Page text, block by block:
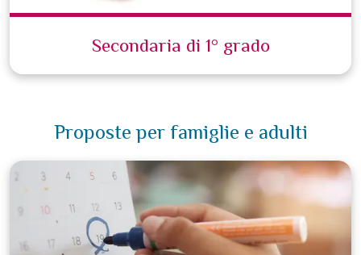
Secondaria di 1° grado
Proposte per famiglie e adulti